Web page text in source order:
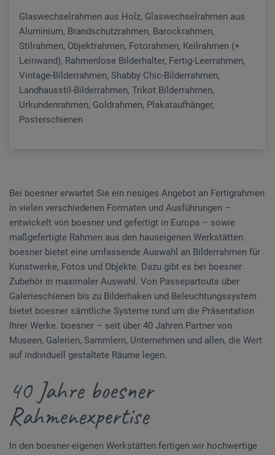
Glaswechselrahmen aus Holz, Glaswechselrahmen aus
Aluminium, Brandschutzrahmen, Barockrahmen,
Stilrahmen, Objektrahmen, Fotorahmen, Keilrahmen (+
Leinwand), Rahmenlose Bilderhalter, Fertig-Leerrahmen,
Vintage-Bilderrahmen, Shabby Chic-Bilderrahmen,
Landhausstil-Bilderrahmen, Trikot Bilderrahmen,
Urkundenrahmen, Goldrahmen, Plakataufhänger,
Posterschienen
Seil- und Hängesysteme
Präsentationsmittel
Flyframe/Schwebende Bildpräsentation
Bei boesner erwartet Sie ein riesiges Angebot an Fertigrahmen
in vielen verschiedenen Formaten und Ausführungen –
entwickelt von boesner und gefertigt in Europa – sowie
maßgefertigte Rahmen aus den hauseigenen Werkstätten.
boesner bietet eine umfassende Auswahl an Bilderrahmen für
Kunstwerke, Fotos und Objekte. Dazu gibt es bei boesner
Zubehör in maximaler Auswahl. Von Passepartouts über
Galerieschienen bis zu Bilderhaken und Beleuchtungssystem
bietet boesner sämtliche Systeme rund um die Präsentation
Ihrer Werke. boesner – seit über 40 Jahren Partner von
Museen, Galerien, Sammlern, Unternehmen und allen, die Wert
auf individuell gestaltete Räume legen.
40 Jahre boesner
Rahmenexpertise
In den boesner-eigenen Werkstätten fertigen wir hochwertige